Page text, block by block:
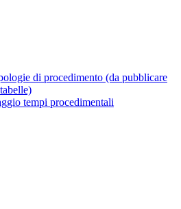
di procedimento (da pubblicare
tempi procedimentali